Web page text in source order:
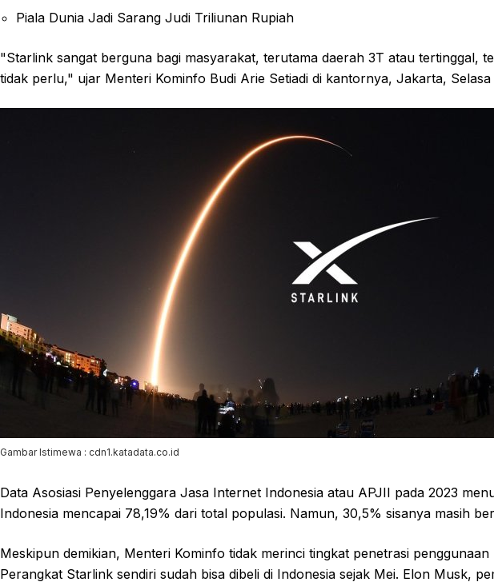
Piala Dunia Jadi Sarang Judi Triliunan Rupiah
"Starlink sangat berguna bagi masyarakat, terutama daerah 3T atau tertinggal,
tidak perlu," ujar Menteri Kominfo Budi Arie Setiadi di kantornya, Jakarta, Selasa
Gambar Istimewa : cdn1.katadata.co.id
Data Asosiasi Penyelenggara Jasa Internet Indonesia atau APJII pada 2023
Indonesia mencapai 78,19% dari total populasi. Namun, 30,5% sisanya masih
Meskipun demikian, Menteri Kominfo tidak merinci tingkat penetrasi
Perangkat Starlink sendiri sudah bisa dibeli di Indonesia sejak Mei. Elon Musk,